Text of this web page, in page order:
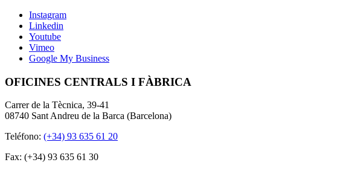
Instagram
Linkedin
Youtube
Vimeo
Google My Business
OFICINES CENTRALS I FÀBRICA
Carrer de la Tècnica, 39-41
08740 Sant Andreu de la Barca (Barcelona)
Teléfono: (+34) 93 635 61 20
Fax: (+34) 93 635 61 30